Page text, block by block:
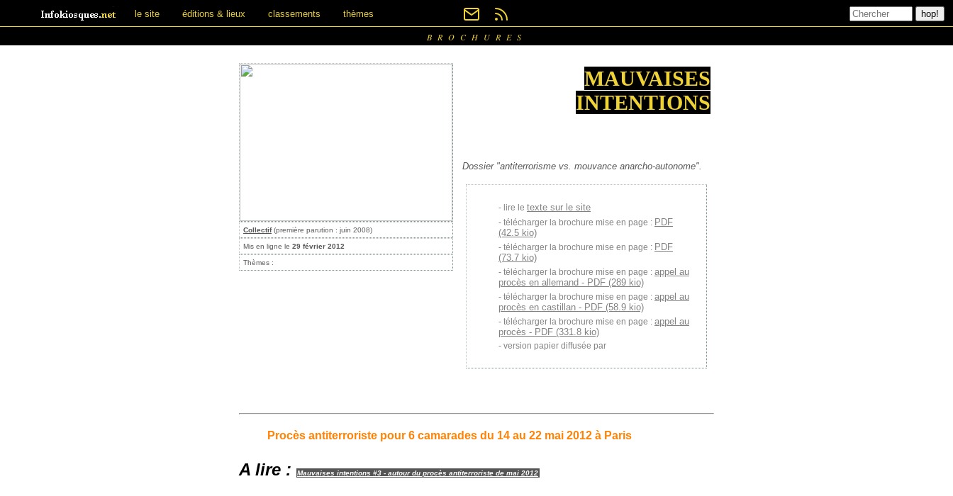
le site éditions & lieux classements thèmes
BROCHURES
Collectif (première parution : juin 2008)
Mis en ligne le 29 février 2012
Thèmes :
MAUVAISES
INTENTIONS
Dossier "antiterrorisme vs. mouvance anarcho-autonome".
lire le texte sur le site
télécharger la brochure mise en page : PDF
(42.5 kio)
télécharger la brochure mise en page : PDF
(73.7 kio)
télécharger la brochure mise en page : appel au
procès en allemand - PDF (289 kio)
télécharger la brochure mise en page : appel au
procès en castillan - PDF (58.9 kio)
télécharger la brochure mise en page : appel au
procès - PDF (331.8 kio)
version papier diffusée par
Procès antiterroriste pour 6 camarades du 14 au 22 mai 2012 à Paris
A lire : Mauvaises intentions #3 - autour du procès antiterroriste de mai 2012